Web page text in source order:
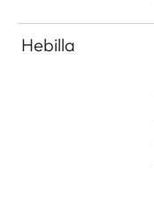
Hebilla